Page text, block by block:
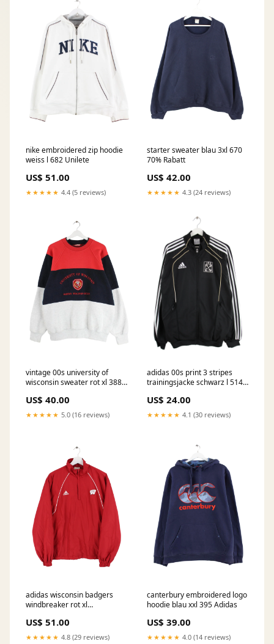
nike embroidered zip hoodie
weiss l 682 Unilete
US$ 51.00
★★★★★ 4.4 (5 reviews)
starter sweater blau 3xl 670
70% Rabatt
US$ 42.00
★★★★★ 4.3 (24 reviews)
vintage 00s university of
wisconsin sweater rot xl 388
US$ 40.00
★★★★★ 5.0 (16 reviews)
adidas 00s print 3 stripes
trainingsjacke schwarz l 514
US$ 24.00
★★★★★ 4.1 (30 reviews)
adidas wisconsin badgers
windbreaker rot xl
US$ 51.00
★★★★★ 4.8 (29 reviews)
canterbury embroidered logo
hoodie blau xxl 395 Adidas
US$ 39.00
★★★★★ 4.0 (14 reviews)